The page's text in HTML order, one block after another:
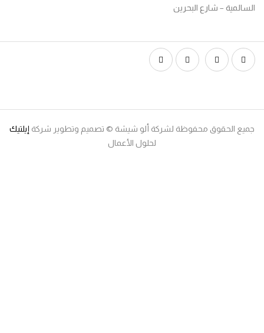
– شارع البحرين
الحقوق محفوظة لشركة ألو شيشة © تصميم وتطوير شركةإيلتيك
لحلول الأعمال